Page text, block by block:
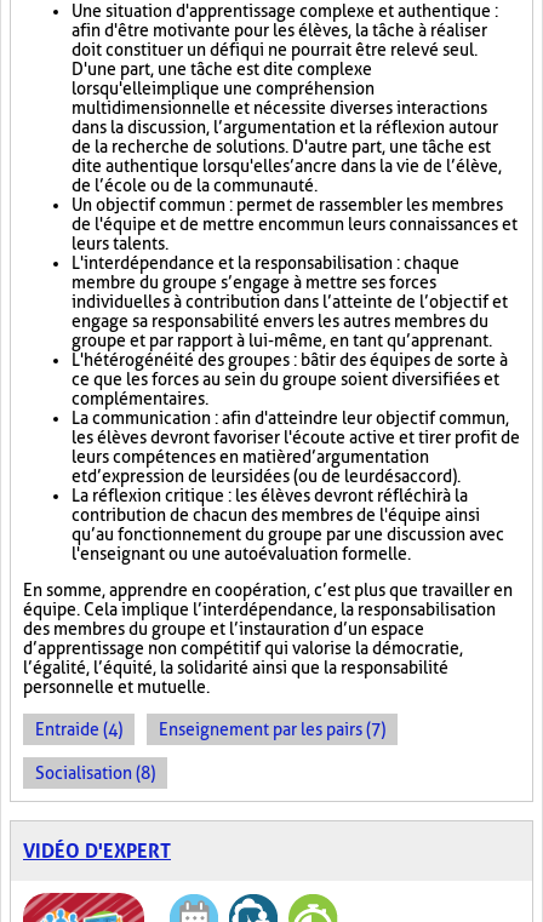
Une situation d'apprentissage complexe et authentique :
afin d'être motivante pour les élèves, la tâche à réaliser
doit constituer un défi qui ne pourrait être relevé seul.
D'une part, une tâche est dite complexe
lorsqu'elle implique une compréhension
multidimensionnelle et nécessite diverses interactions
dans la discussion, l’argumentation et la réflexion autour
de la recherche de solutions. D'autre part, une tâche est
dite authentique lorsqu'elle s’ancre dans la vie de l’élève,
de l’école ou de la communauté.
Un objectif commun : permet de rassembler les membres
de l'équipe et de mettre en commun leurs connaissances et
leurs talents.
L'interdépendance et la responsabilisation : chaque
membre du groupe s’engage à mettre ses forces
individuelles à contribution dans l’atteinte de l’objectif et
engage sa responsabilité envers les autres membres du
groupe et par rapport à lui-même, en tant qu’apprenant.
L'hétérogénéité des groupes : bâtir des équipes de sorte à
ce que les forces au sein du groupe soient diversifiées et
complémentaires.
La communication : afin d'atteindre leur objectif commun,
les élèves devront favoriser l'écoute active et tirer profit de
leurs compétences en matière d’argumentation
et d’expression de leurs idées (ou de leur désaccord).
La réflexion critique : les élèves devront réfléchir à la
contribution de chacun des membres de l'équipe ainsi
qu’au fonctionnement du groupe par une discussion avec
l'enseignant ou une autoévaluation formelle.
En somme, apprendre en coopération, c’est plus que travailler en
équipe. Cela implique l’interdépendance, la responsabilisation
des membres du groupe et l’instauration d’un espace
d’apprentissage non compétitif qui valorise la démocratie,
l’égalité, l’équité, la solidarité ainsi que la responsabilité
personnelle et mutuelle.
Entraide (4) Enseignement par les pairs (7)
Socialisation (8)
VIDÉO D'EXPERT